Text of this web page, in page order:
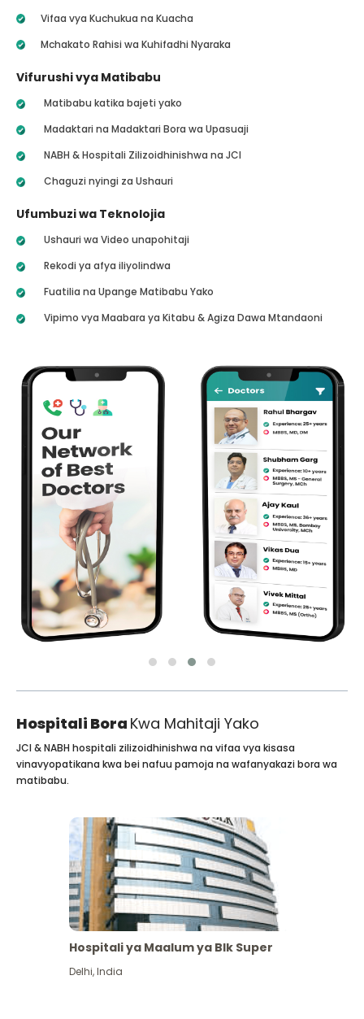
Vifaa vya Kuchukua na Kuacha
Mchakato Rahisi wa Kuhifadhi Nyaraka
Vifurushi vya Matibabu
Matibabu katika bajeti yako
Madaktari na Madaktari Bora wa Upasuaji
NABH & Hospitali Zilizoidhinishwa na JCI
Chaguzi nyingi za Ushauri
Ufumbuzi wa Teknolojia
Ushauri wa Video unapohitaji
Rekodi ya afya iliyolindwa
Fuatilia na Upange Matibabu Yako
Vipimo vya Maabara ya Kitabu & Agiza Dawa Mtandaoni
Hospitali Bora Kwa Mahitaji Yako
JCI & NABH hospitali zilizoidhinishwa na vifaa vya kisasa
vinavyopatikana kwa bei nafuu pamoja na wafanyakazi bora wa
matibabu.
Hospitali ya Maalum ya Blk Super
Delhi,India